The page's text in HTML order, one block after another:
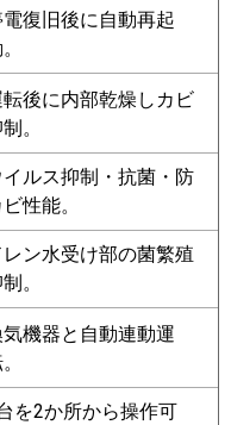
airf
osj
rak
airf
FDTK1125H5S
osj
rak
airf
osj
rak
airf
airflex
FDTV1125HA5S-
復旧後に自動再起
後に内部乾燥しカビ
。
イルス抑制・抗菌・防
性能。
レン水受け部の菌繁殖
。
機器と自動連動運
を2か所から操作可